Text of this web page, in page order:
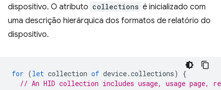
dispositivo. O atributo collections é inicializado com
uma descrição hierárquica dos formatos de relatório do
dispositivo.
for (let collection of device.collections)
{
// An HID collection includes usage, usage page,